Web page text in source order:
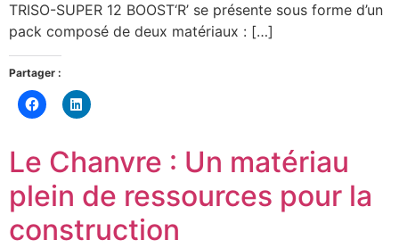
TRISO-SUPER 12 BOOST‘R’ se présente sous forme d’un
pack composé de deux matériaux : […]
Partager :
Cliquez
pour
Facebook(ouvre
dans
une
nouvelle
fenêtre)
Cliquez
pour
dans
une
nouvelle
fenêtre)
Le Chanvre : Un matériau
plein de ressources pour la
construction